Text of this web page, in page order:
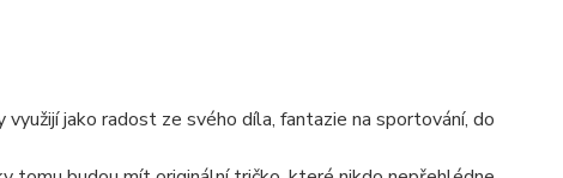
jako radost ze svého díla, fantazie na sportování, do